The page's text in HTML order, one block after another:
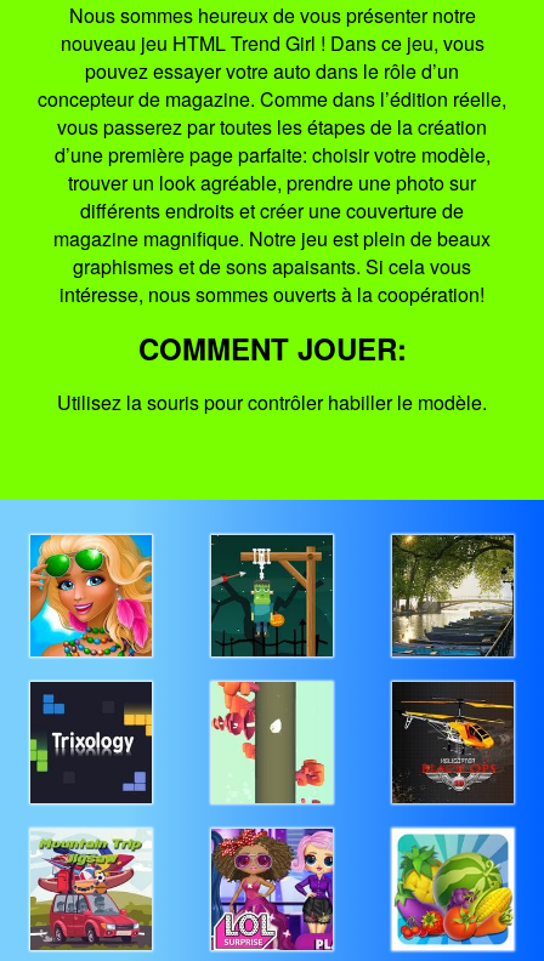
Nous sommes heureux de vous présenter notre
nouveau jeu HTML Trend Girl ! Dans ce jeu, vous
pouvez essayer votre auto dans le rôle d’un
concepteur de magazine. Comme dans l’édition réelle,
vous passerez par toutes les étapes de la création
d’une première page parfaite: choisir votre modèle,
trouver un look agréable, prendre une photo sur
différents endroits et créer une couverture de
magazine magnifique. Notre jeu est plein de beaux
graphismes et de sons apaisants. Si cela vous
intéresse, nous sommes ouverts à la coopération!
COMMENT JOUER:
Utilisez la souris pour contrôler habiller le modèle.